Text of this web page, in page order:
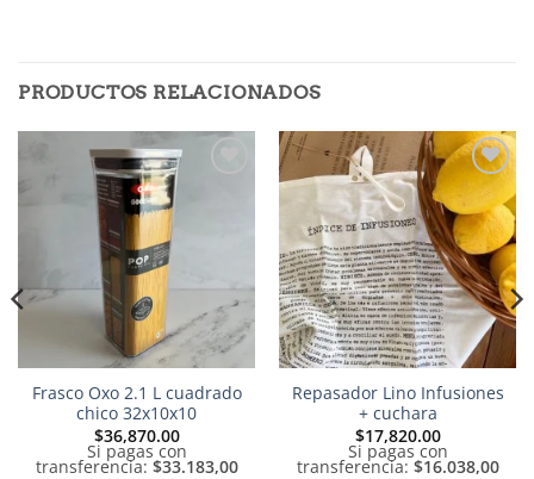
PRODUCTOS RELACIONADOS
Frasco Oxo 2.1 L cuadrado
chico 32x10x10
$36,870.00
Si pagas con
transferencia: $33.183,00
Añadir
a la
lista de
deseos
Repasador Lino Infusiones
+ cuchara
$17,820.00
Si pagas con
transferencia: $16.038,00